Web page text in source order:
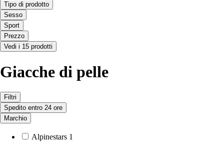
Tipo di prodotto
Sesso
Sport
Prezzo
Vedi i 15 prodotti
Giacche di pelle
Filtri
Spedito entro 24 ore
Marchio
Alpinestars 1